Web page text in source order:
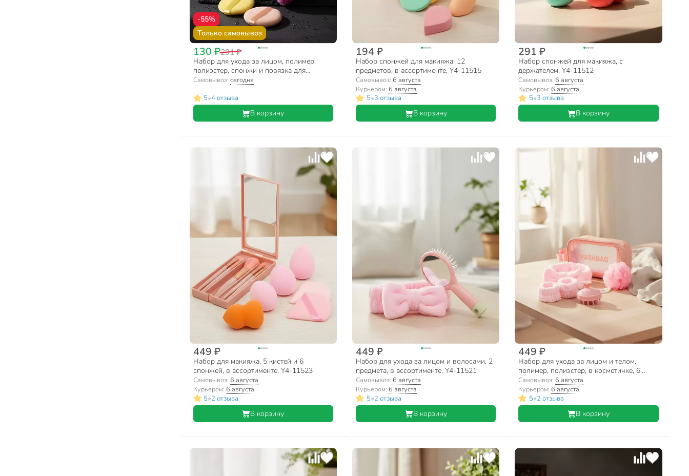
-55%
Только самовывоз
130 ₽291 ₽
Набор для ухода за лицом, полимер,
полиэстер, спонжи и повязка для
умывания, в ассортименте, Y4-11513
Самовывоз: сегодня
5•4 отзыва
В корзину
194 ₽
Набор спонжей для макияжа, 12
предметов, в ассортименте, Y4-11515
Самовывоз: 6 августа
Курьером: 6 августа
5•3 отзыва
В корзину
291 ₽
Набор спонжей для макияжа, с
держателем, Y4-11512
Самовывоз: 6 августа
Курьером: 6 августа
5•3 отзыва
В корзину
449 ₽
Набор для макияжа, 5 кистей и 6
спонжей, в ассортименте, Y4-11523
Самовывоз: 6 августа
Курьером: 6 августа
5•2 отзыва
В корзину
449 ₽
Набор для ухода за лицом и волосами, 2
предмета, в ассортименте, Y4-11521
Самовывоз: 6 августа
Курьером: 6 августа
5•2 отзыва
В корзину
449 ₽
Набор для ухода за лицом и телом,
полимер, полиэстер, в косметичке, 6
предметов, Y4-11520
Самовывоз: 6 августа
Курьером: 6 августа
5•2 отзыва
В корзину